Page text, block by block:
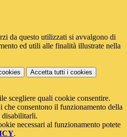
da questo utilizzati si avvalgono di
ed utili alle finalità illustrate nella
Accetta tutti i cookies
scegliere quali cookie consentire.
che consentono il funzionamento della
disabilitarli.
necessari al funzionamento potete
.